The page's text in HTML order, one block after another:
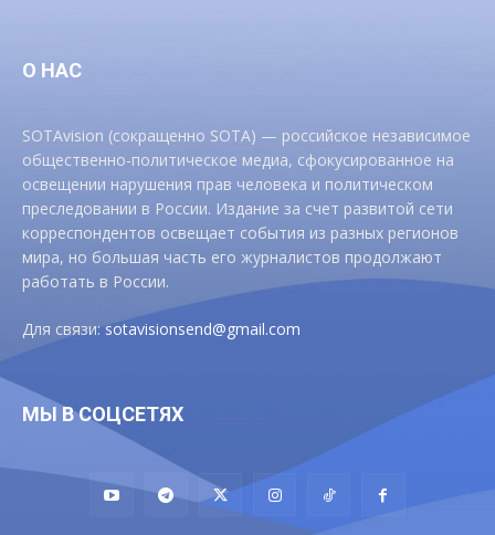
О НАС
SOTAvision (сокращенно SOTA) — российское независимое
общественно-политическое медиа, сфокусированное на
освещении нарушения прав человека и политическом
преследовании в России. Издание за счет развитой сети
корреспондентов освещает события из разных регионов
мира, но большая часть его журналистов продолжают
работать в России.
Для связи:sotavisionsend@gmail.com
МЫ В СОЦСЕТЯХ